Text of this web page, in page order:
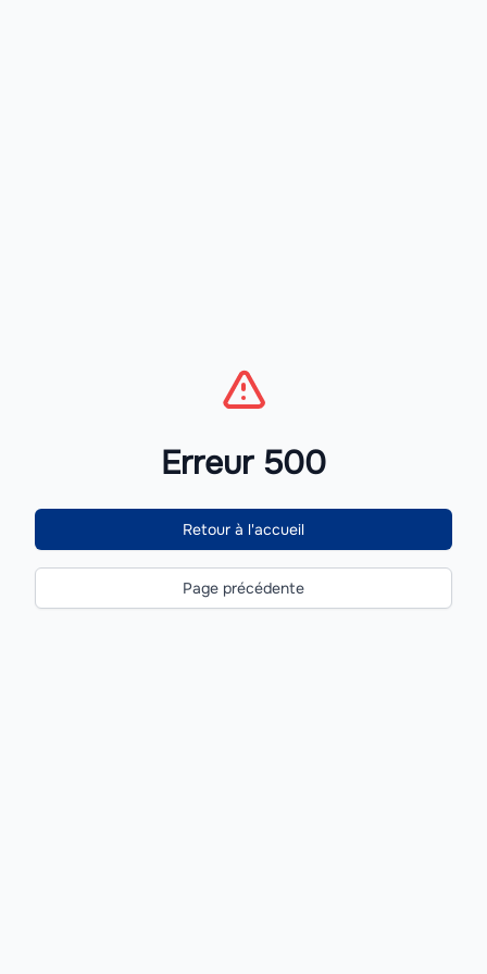
Erreur 500
Retour à l'accueil
Page précédente